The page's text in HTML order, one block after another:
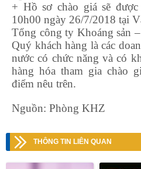
+ Hồ sơ chào giá sẽ
10h00 ngày 26/7/2018 tại
Tổng công ty Khoáng sản
Quý khách hàng là các
nước có chức năng và có
hàng hóa tham gia chào
điểm nêu trên.
Nguồn: Phòng KHZ
THÔNG TIN LIÊN QUAN